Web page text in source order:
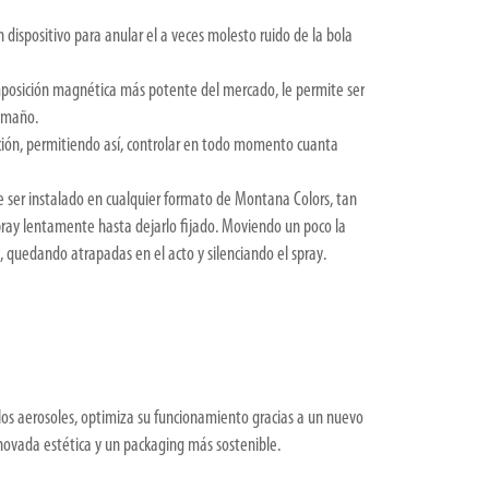
dispositivo para anular el a veces molesto ruido de la bola
magnética más potente del mercado, le permite ser
permitiendo así, controlar en todo momento cuanta
instalado en cualquier formato de Montana Colors, tan
lentamente hasta dejarlo fijado. Moviendo un poco la
atrapadas en el acto y silenciando el spray.
aerosoles, optimiza su funcionamiento gracias a un nuevo
estética y un packaging más sostenible.